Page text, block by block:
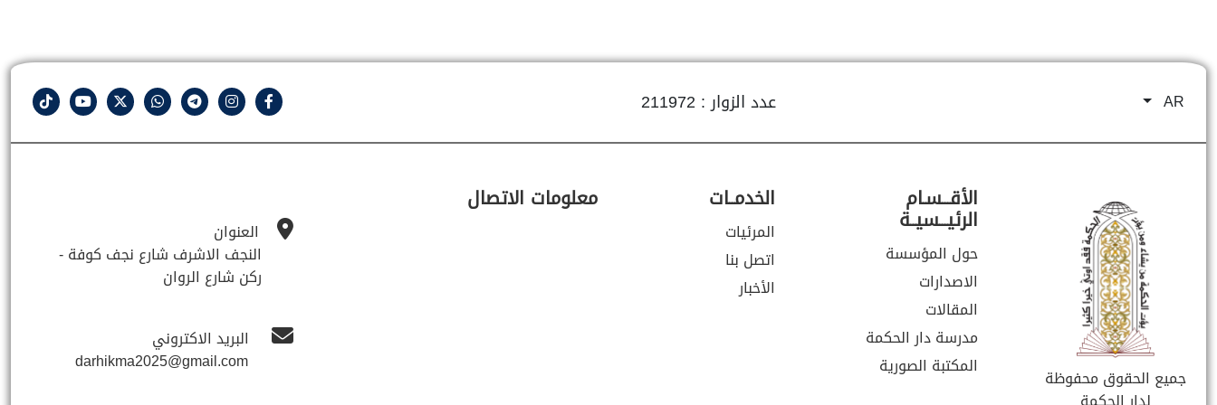
AR عدد الزوار : 211972
جميع الحقوق محفوظة
الأقـــسـام
الرئيـــسيــة
حول المؤسسة
الاصدارات
المقالات
مدرسة دار الحكمة
المكتبة الصورية
الخدمــات
المرئيات
اتصل بنا
الأخبار
معلومات الاتصال
العنوان
النجف الاشرف شارع نجف كوفة -
ركن شارع الروان
البريد الاكتروني
darhikma2025@gmail.com